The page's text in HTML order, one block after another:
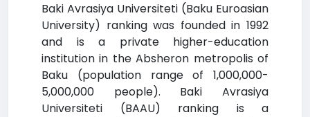
Baki Avrasiya Universiteti (Baku Euroasian
University) ranking was founded in 1992
and is a private higher-education
institution in the Absheron metropolis of
Baku (population range of 1,000,000-
5,000,000 people). Baki Avrasiya
Universiteti (BAAU) ranking is a